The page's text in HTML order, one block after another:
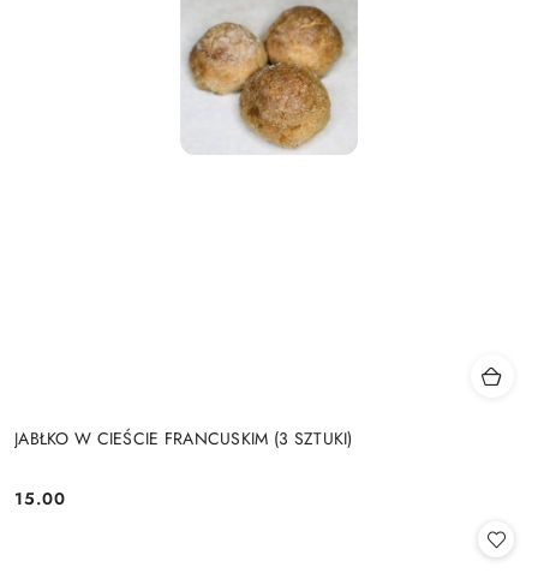
JABŁKO W CIEŚCIE FRANCUSKIM (3 SZTUKI)
Cena:
15.00